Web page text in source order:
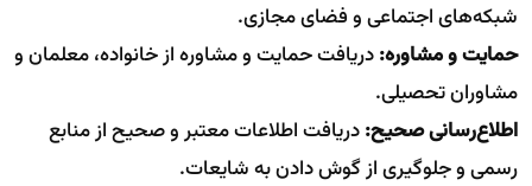
شبکه‌های اجتماعی و فضای مجازی.
حمایت و مشاوره:دریافت حمایت و مشاوره از خانواده، معلمان و
مشاوران تحصیلی.
اطلاع‌رسانی صحیح:دریافت اطلاعات معتبر و صحیح از منابع
رسمی و جلوگیری از گوش دادن به شایعات.